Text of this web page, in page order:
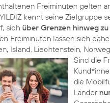
Freiminuten gelten
YILDIZ kennt seine Zielgruppe
sich über Grenzen hinweg
Freiminuten lassen sich
Island, Liechtenstein,
Sind die
die
Länder